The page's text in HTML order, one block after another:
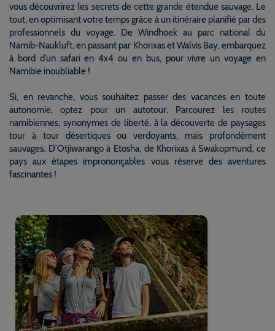
vous découvrirez les secrets de cette grande étendue sauvage. Le
tout, en optimisant votre temps grâce à un itinéraire planifié par des
professionnels du voyage. De Windhoek au parc national du
Namib-Naukluft, en passant par Khorixas et Walvis Bay, embarquez
à bord d’un safari en 4x4 ou en bus, pour vivre un voyage en
Namibie inoubliable !
Si, en revanche, vous souhaitez passer des vacances en toute
autonomie, optez pour un autotour. Parcourez les routes
namibiennes, synonymes de liberté, à la découverte de paysages
tour à tour désertiques ou verdoyants, mais profondément
sauvages. D’Otjiwarango à Etosha, de Khorixas à Swakopmund, ce
pays aux étapes imprononçables vous réserve des aventures
fascinantes !